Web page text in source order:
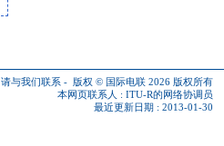
请与我们联系 - 版权 © 国际电联 2026 版权所有
本网页联系人 : ITU-R的网络协调员
最近更新日期 : 2013-01-30